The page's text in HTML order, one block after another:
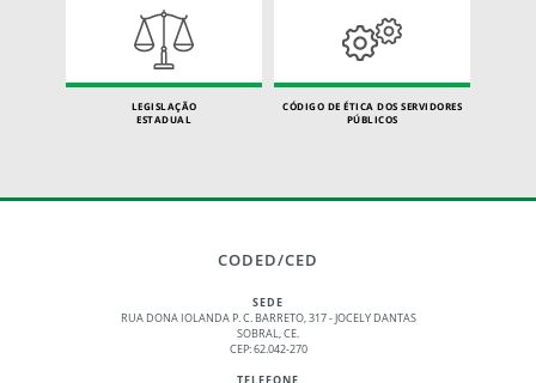
LEGISLAÇÃO
ESTADUAL
CÓDIGO DE ÉTICA DOS SERVIDORES
PÚBLICOS
CODED/CED
SEDE
RUA DONA IOLANDA P. C. BARRETO, 317 - JOCELY DANTAS
SOBRAL, CE.
CEP: 62.042-270